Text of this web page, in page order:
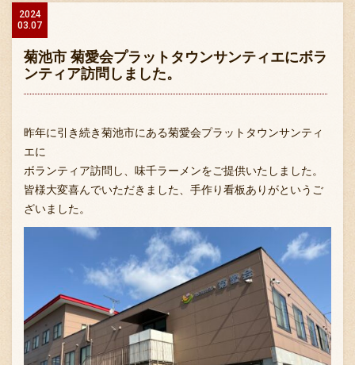
2024
03.07
菊池市 菊愛会プラットタウンサンティエにボラ
ンティア訪問しました。
昨年に引き続き菊池市にある菊愛会プラットタウンサンティ
エに
ボランティア訪問し、味千ラーメンをご提供いたしました。
皆様大変喜んでいただきました、手作り看板ありがというご
ざいました。